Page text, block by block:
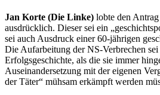
Jan Korte (Die Linke) lobte den
ausdrücklich. Dieser sei ein
sei auch Ausdruck einer 60-jährigen
Die Aufarbeitung der NS-Verbrechen
Erfolgsgeschichte, als die sie immer
Auseinandersetzung mit der eigenen
der Täter“ mühsam erkämpft werden